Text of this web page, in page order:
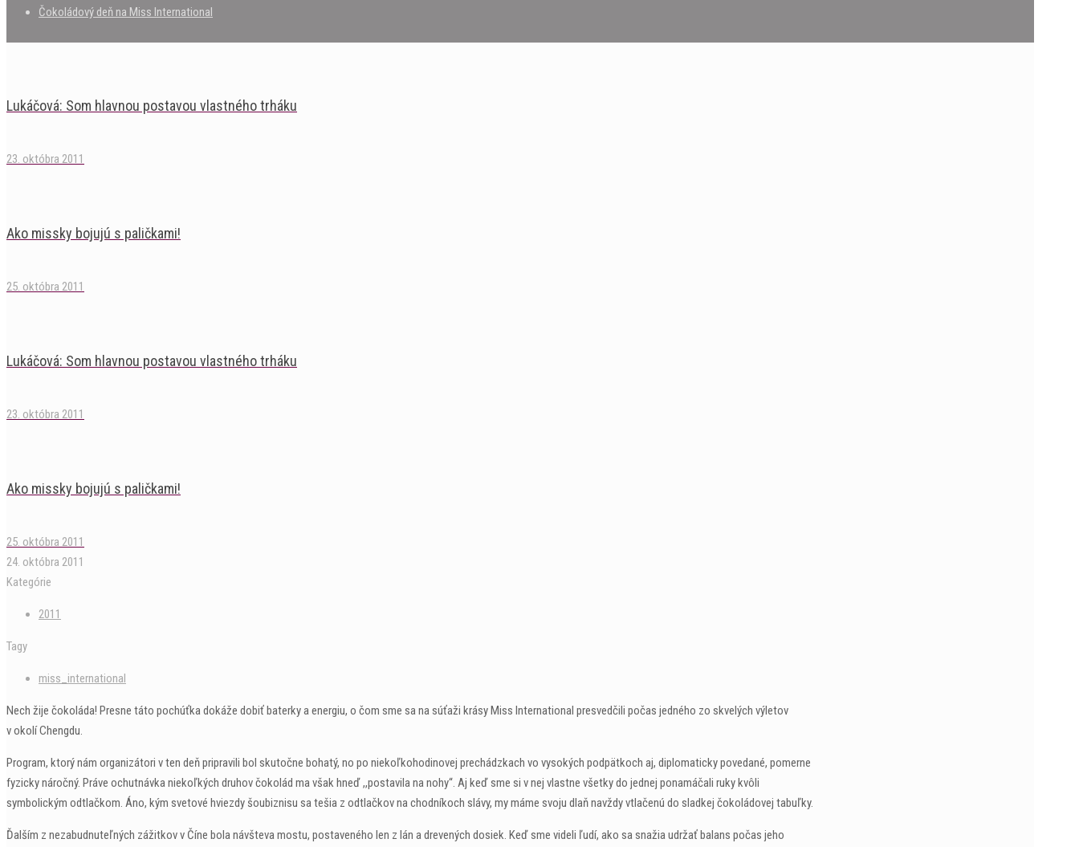
Čokoládový deň na Miss International
Lukáčová: Som hlavnou postavou vlastného trháku
23. októbra 2011
Ako missky bojujú s paličkami!
25. októbra 2011
Lukáčová: Som hlavnou postavou vlastného trháku
23. októbra 2011
Ako missky bojujú s paličkami!
25. októbra 2011
24. októbra 2011
Kategórie
2011
Tagy
miss_international
Nech žije čokoláda! Presne táto pochúťka dokáže dobiť baterky a energiu, o čom sme sa na súťaži krásy Miss International presvedčili počas jedného zo skvelých výletov
v okolí Chengdu.
Program, ktorý nám organizátori v ten deň pripravili bol skutočne bohatý, no po niekoľkohodinovej prechádzkach vo vysokých podpätkoch aj, diplomaticky povedané, pomerne
fyzicky náročný. Práve ochutnávka niekoľkých druhov čokolád ma však hneď ,,postavila na nohy“. Aj keď sme si v nej vlastne všetky do jednej ponamáčali ruky kvôli
symbolickým odtlačkom. Áno, kým svetové hviezdy šoubiznisu sa tešia z odtlačkov na chodníkoch slávy, my máme svoju dlaň navždy vtlačenú do sladkej čokoládovej tabuľky.
Ďalším z nezabudnuteľných zážitkov v Číne bola návšteva mostu, postaveného len z lán a drevených dosiek. Keď sme videli ľudí, ako sa snažia udržať balans počas jeho